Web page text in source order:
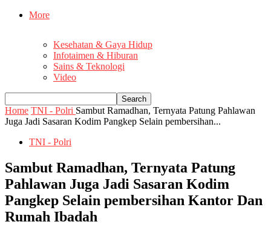
More
Kesehatan & Gaya Hidup
Infotaimen & Hiburan
Sains & Teknologi
Video
Home TNI - Polri Sambut Ramadhan, Ternyata Patung Pahlawan
Juga Jadi Sasaran Kodim Pangkep Selain pembersihan...
TNI - Polri
Sambut Ramadhan, Ternyata Patung
Pahlawan Juga Jadi Sasaran Kodim
Pangkep Selain pembersihan Kantor Dan
Rumah Ibadah